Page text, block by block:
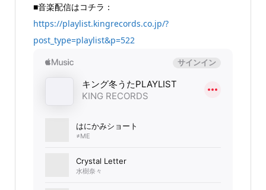
■音楽配信はコチラ：
https://playlist.kingrecords.co.jp/?
post_type=playlist&p=522